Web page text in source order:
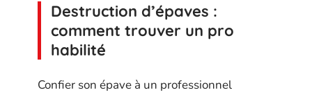
Destruction d’épaves :
comment trouver un pro
habilité
Confier son épave à un professionnel